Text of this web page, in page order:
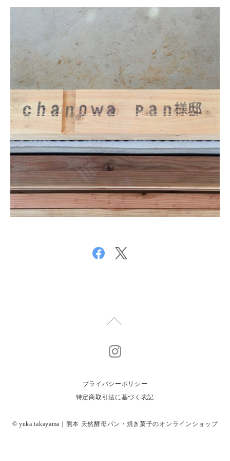
プライバシーポリシー
特定商取引法に基づく表記
© yuka takayama｜熊本 天然酵母パン・焼き菓子のオンラインショップ